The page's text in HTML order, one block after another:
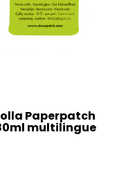
Paperpatch
multilingue